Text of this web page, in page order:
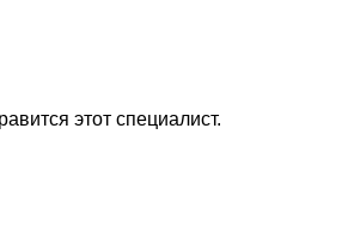
этот специалист.